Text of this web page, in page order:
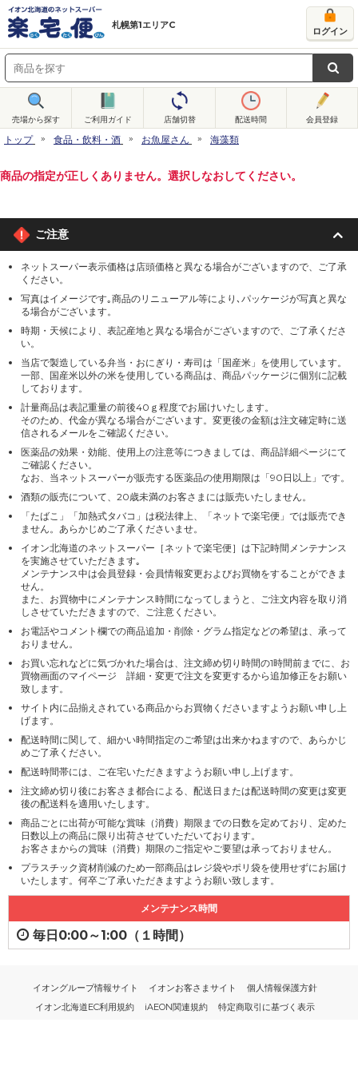
札幌第1エリアC
ログイン
売場から探す ご利用ガイド 店舗切替 配送時間 会員登録
トップ 食品・飲料・酒 お魚屋さん 海藻類
商品の指定が正しくありません。選択しなおしてください。
ご注意
ネットスーパー表示価格は店頭価格と異なる場合がございますので、ご了承
ください。
写真はイメージです｡商品のリニューアル等により､パッケージが写真と異な
る場合がございます。
時期・天候により、表記産地と異なる場合がございますので、ご了承くださ
い。
当店で製造している弁当・おにぎり・寿司は「国産米」を使用しています。
一部、国産米以外の米を使用している商品は、商品パッケージに個別に記載
しております。
計量商品は表記重量の前後40ｇ程度でお届けいたします。
そのため、代金が異なる場合がございます。変更後の金額は注文確定時に送
信されるメールをご確認ください。
医薬品の効果・効能、使用上の注意等につきましては、商品詳細ページにて
ご確認ください。
なお、当ネットスーパーが販売する医薬品の使用期限は「90日以上」です。
酒類の販売について、20歳未満のお客さまには販売いたしません。
「たばこ」「加熱式タバコ」は税法律上、「ネットで楽宅便」では販売でき
ません。あらかじめご了承くださいませ。
イオン北海道のネットスーパー［ネットで楽宅便］は下記時間メンテナンス
を実施させていただきます｡
メンテナンス中は会員登録・会員情報変更およびお買物をすることができま
せん。
また、お買物中にメンテナンス時間になってしまうと、ご注文内容を取り消
しさせていただきますので、ご注意ください。
お電話やコメント欄での商品追加・削除・グラム指定などの希望は、承って
おりません。
お買い忘れなどに気づかれた場合は、注文締め切り時間の1時間前までに、お
買物画面のマイページ 詳細・変更で注文を変更するから追加修正をお願い
致します。
サイト内に品揃えされている商品からお買物くださいますようお願い申し上
げます。
配送時間に関して、細かい時間指定のご希望は出来かねますので、あらかじ
めご了承ください。
配送時間帯には、ご在宅いただきますようお願い申し上げます。
注文締め切り後にお客さま都合による、配送日または配送時間の変更は変更
後の配送料を適用いたします。
商品ごとに出荷が可能な賞味（消費）期限までの日数を定めており、定めた
日数以上の商品に限り出荷させていただいております。
お客さまからの賞味（消費）期限のご指定やご要望は承っておりません。
プラスチック資材削減のため一部商品はレジ袋やポリ袋を使用せずにお届け
いたします。何卒ご了承いただきますようお願い致します。
メンテナンス時間
毎日0:00～1:00（１時間）
イオングループ情報サイト イオンお客さまサイト
個人情報保護方針
イオン北海道EC利用規約
iAEON関連規約 特定商取引に基づく表示